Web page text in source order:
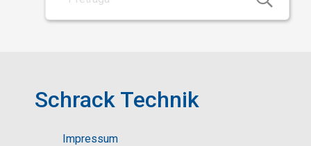
Schrack Technik
Impressum